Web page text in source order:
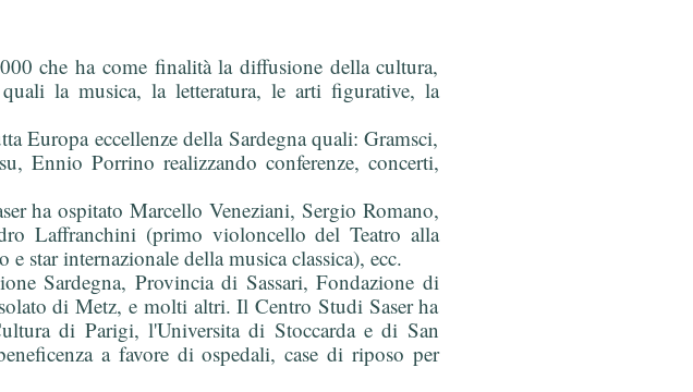
che ha come finalità la diffusione della cultura,
la musica, la letteratura, le arti figurative, la
Europa eccellenze della Sardegna quali: Gramsci,
Ennio Porrino realizzando conferenze, concerti,
ha ospitato Marcello Veneziani, Sergio Romano,
Laffranchini (primo violoncello del Teatro alla
star internazionale della musica classica), ecc.
Sardegna, Provincia di Sassari, Fondazione di
di Metz, e molti altri. Il Centro Studi Saser ha
di Parigi, l'Universita di Stoccarda e di San
a favore di ospedali, case di riposo per